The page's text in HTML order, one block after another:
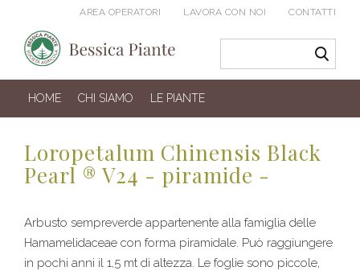
AREA OPERATORI LAVORA CON NOI CONTATTI
HOME CHI SIAMO LE PIANTE
Loropetalum Chinensis Black
Pearl ® V24 - piramide -
Arbusto sempreverde appartenente alla famiglia delle
Hamamelidaceae con forma piramidale. Può raggiungere
in pochi anni il 1,5 mt di altezza. Le foglie sono piccole,